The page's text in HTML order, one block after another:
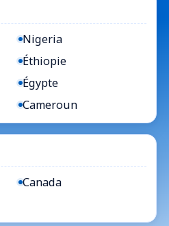
Nigeria
Éthiopie
Égypte
Cameroun
Canada